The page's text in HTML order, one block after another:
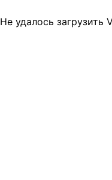
Не удалось загрузить